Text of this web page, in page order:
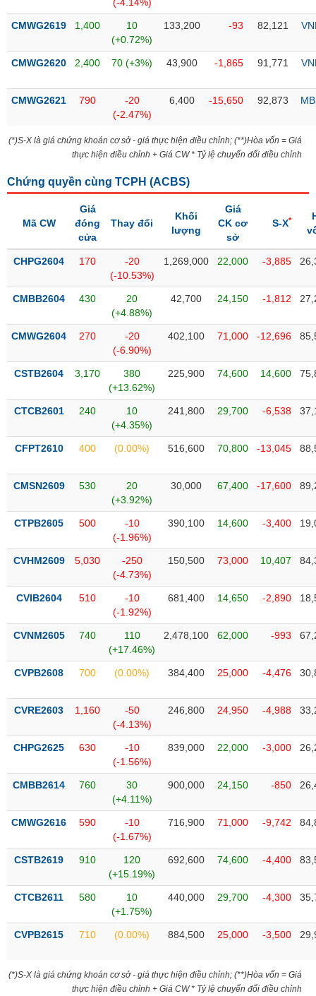
quan
dịch
chính
kỹ
Hồ
sơ
nghiệp
Tin
tức
lý
trường
CMWG2619 1,400
10
(+0.72%)
133,200 -93 82,121
CMWG2620 2,400 70 (+3%) 43,900 -1,865 91,771
CMWG2621 790
-20
(-2.47%)
6,400 -15,650 92,873
(*)S-X là giá chứng khoán cơ sở - giá thực hiện điều chỉnh; (**)Hòa vốn = Giá
thực hiện điều chỉnh + Giá CW * Tỷ lệ chuyển đổi điều chỉnh
Chứng quyền cùng TCPH (ACBS)
Mã CW
Giá
đóng
cửa
Thay đổi
Khối
lượng
Giá
CK cơ
sở
S-X*
CHPG2604 170
-20
(-10.53%)
1,269,000 22,000 -3,885
CMBB2604 430
20
(+4.88%)
42,700 24,150 -1,812
CMWG2604 270
-20
(-6.90%)
402,100 71,000 -12,696
CSTB2604 3,170
380
(+13.62%)
225,900 74,600 14,600
CTCB2601 240
10
(+4.35%)
241,800 29,700 -6,538
CFPT2610 400 (0.00%) 516,600 70,800 -13,045
CMSN2609 530
20
(+3.92%)
30,000 67,400 -17,600
CTPB2605 500
-10
(-1.96%)
390,100 14,600 -3,400
CVHM2609 5,030
-250
(-4.73%)
150,500 73,000 10,407
CVIB2604 510
-10
(-1.92%)
681,400 14,650 -2,890
CVNM2605 740
110
(+17.46%)
2,478,100 62,000 -993
CVPB2608 700 (0.00%) 384,400 25,000 -4,476
CVRE2603 1,160
-50
(-4.13%)
246,800 24,950 -4,988
CHPG2625 630
-10
(-1.56%)
839,000 22,000 -3,000
CMBB2614 760
30
(+4.11%)
900,000 24,150 -850
CMWG2616 590
-10
(-1.67%)
716,900 71,000 -9,742
CSTB2619 910
120
(+15.19%)
692,600 74,600 -4,400
CTCB2611 580
10
(+1.75%)
440,000 29,700 -4,300
CVPB2615 710 (0.00%) 884,500 25,000 -3,500
(*)S-X là giá chứng khoán cơ sở - giá thực hiện điều chỉnh; (**)Hòa vốn = Giá
thực hiện điều chỉnh + Giá CW * Tỷ lệ chuyển đổi điều chỉnh
SECTOR
NĂNG
NGUYÊN
LIỆU
CÔNG
NGHIỆP
TIÊU
YẾU
DÙNG
YẾU
CHĂM
SÓC
TÀI
CHÍNH
CÔNG
DỊCH
TRUYỀN